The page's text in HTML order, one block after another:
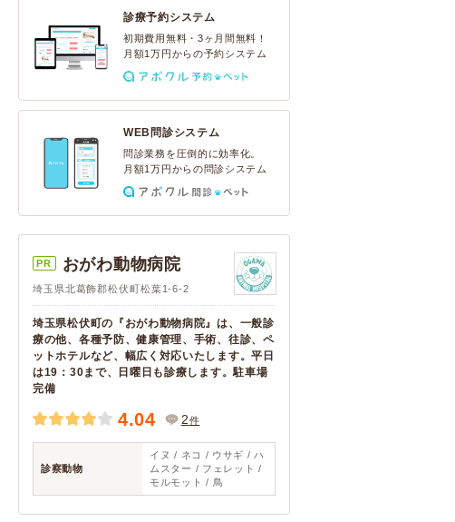
診療予約システム
初期費用無料・3ヶ月間無料！
月額1万円からの予約システム
WEB問診システム
問診業務を圧倒的に効率化。
月額1万円からの問診システム
PR おがわ動物病院
埼玉県北葛飾郡松伏町松葉1-6-2
埼玉県松伏町の『おがわ動物病院』は、一般診
療の他、各種予防、健康管理、手術、往診、ペ
ットホテルなど、幅広く対応いたします。平日
は19：30まで、日曜日も診療します。駐車場
完備
4.04 2件
診察動物
イヌ / ネコ / ウサギ / ハ
ムスター / フェレット /
モルモット / 鳥